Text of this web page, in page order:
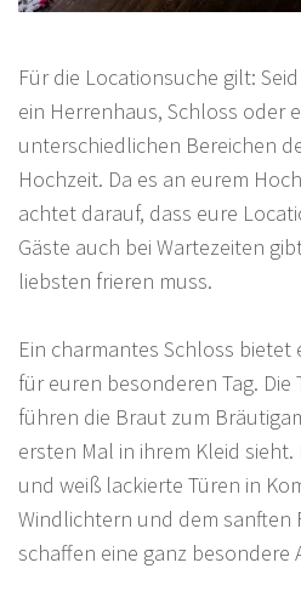
Für die Locationsuche gilt:
ein Herrenhaus, Schloss oder
unterschiedlichen Bereichen
Hochzeit. Da es an eurem
achtet darauf, dass eure
Gäste auch bei Wartezeiten
liebsten frieren muss.
Ein charmantes Schloss
für euren besonderen Tag. Die
führen die Braut zum
ersten Mal in ihrem Kleid
und weiß lackierte Türen in
Windlichtern und dem sanften
schaffen eine ganz besondere